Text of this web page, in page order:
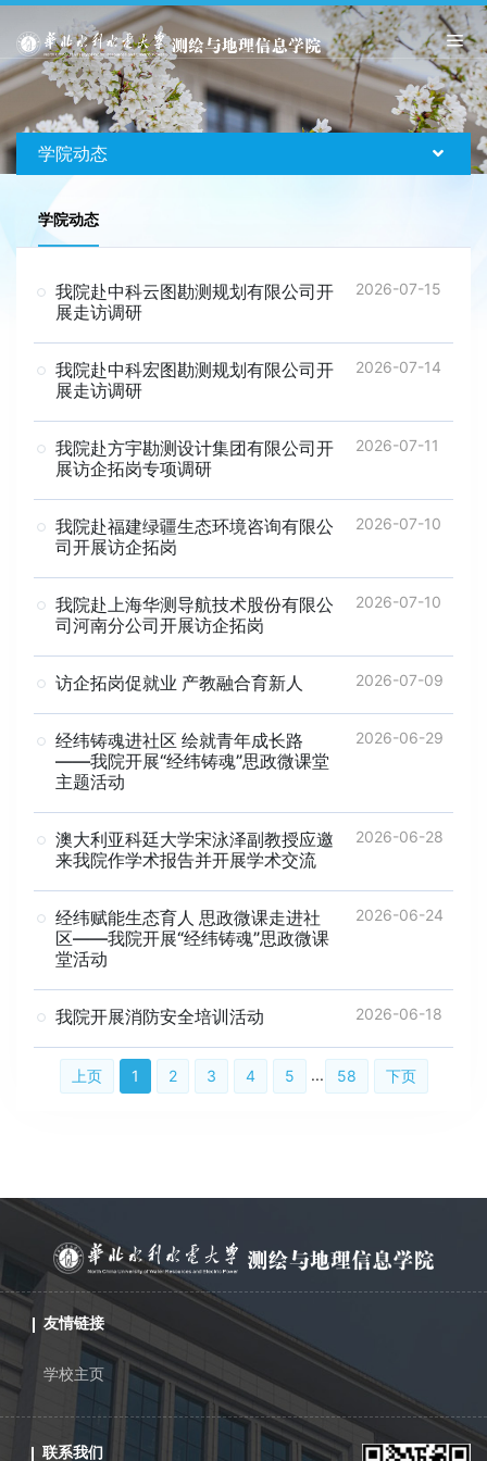
学院动态
学院动态
2026-07-15
我院赴中科云图勘测规划有限公司开
展走访调研
2026-07-14
我院赴中科宏图勘测规划有限公司开
展走访调研
2026-07-11
我院赴方宇勘测设计集团有限公司开
展访企拓岗专项调研
2026-07-10
我院赴福建绿疆生态环境咨询有限公
司开展访企拓岗
2026-07-10
我院赴上海华测导航技术股份有限公
司河南分公司开展访企拓岗
2026-07-09
访企拓岗促就业 产教融合育新人
2026-06-29
经纬铸魂进社区 绘就青年成长路
——我院开展“经纬铸魂”思政微课堂
主题活动
2026-06-28
澳大利亚科廷大学宋泳泽副教授应邀
来我院作学术报告并开展学术交流
2026-06-24
经纬赋能生态育人 思政微课走进社
区——我院开展“经纬铸魂”思政微课
堂活动
2026-06-18
我院开展消防安全培训活动
上页 1 2 3 4 5 ... 58 下页
友情链接
学校主页
联系我们